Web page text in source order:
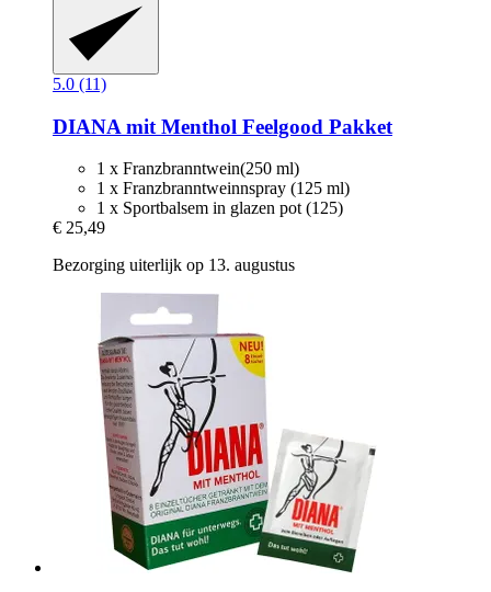
5.0 (11)
DIANA mit Menthol Feelgood Pakket
1 x Franzbranntwein(250 ml)
1 x Franzbranntweinnspray (125 ml)
1 x Sportbalsem in glazen pot (125)
€ 25,49
Bezorging uiterlijk op 13. augustus